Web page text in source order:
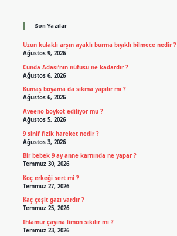
Son Yazılar
Uzun kulaklı arşın ayaklı burma bıyıklı bilmece nedir ?
Ağustos 9, 2026
Cunda Adası’nın nüfusu ne kadardır ?
Ağustos 6, 2026
Kumaş boyama da sıkma yapılır mı ?
Ağustos 6, 2026
Aveeno boykot ediliyor mu ?
Ağustos 5, 2026
9 sinif fizik hareket nedir ?
Ağustos 3, 2026
Bir bebek 9 ay anne karnında ne yapar ?
Temmuz 30, 2026
Koç erkeği sert mi ?
Temmuz 27, 2026
Kaç çeşit gazı vardır ?
Temmuz 25, 2026
Ihlamur çayına limon sıkılır mı ?
Temmuz 23, 2026